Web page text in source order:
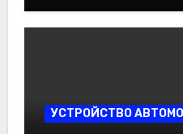
УСТРОЙСТВО